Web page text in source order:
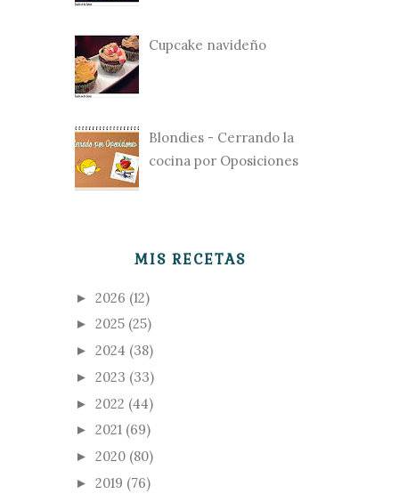
Cupcake navideño
Blondies - Cerrando la
cocina por Oposiciones
MIS RECETAS
► 2026 (12)
► 2025 (25)
► 2024 (38)
► 2023 (33)
► 2022 (44)
► 2021 (69)
► 2020 (80)
► 2019 (76)